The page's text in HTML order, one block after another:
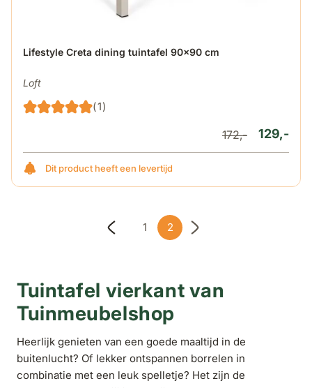
Lifestyle Creta dining tuintafel 90x90 cm
Loft
(1)
129,-
172,-
Dit product heeft een levertijd
Pagina
1
U lees momenteel pagina
2
Tuintafel vierkant van
Tuinmeubelshop
Heerlijk genieten van een goede maaltijd in de
buitenlucht? Of lekker ontspannen borrelen in
combinatie met een leuk spelletje? Het zijn de